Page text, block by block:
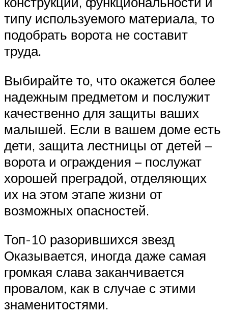
типу используемого материала, то
подобрать ворота не составит
труда.
Выбирайте то, что окажется более
надежным предметом и послужит
качественно для защиты ваших
малышей. Если в вашем доме есть
дети, защита лестницы от детей –
ворота и ограждения – послужат
хорошей преградой, отделяющих
их на этом этапе жизни от
возможных опасностей.
Топ-10 разорившихся звезд
Оказывается, иногда даже самая
громкая слава заканчивается
провалом, как в случае с этими
знаменитостями.